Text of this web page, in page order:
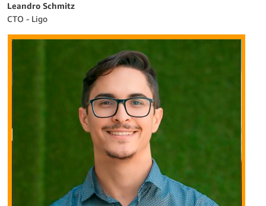
Leandro Schmitz
CTO - Ligo